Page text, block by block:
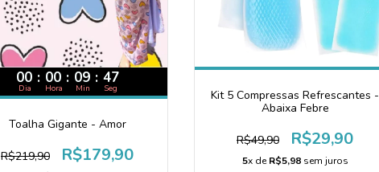
00 : 00 : 09 : 45
Dia Hora Min Seg
Toalha Gigante - Amor
R$219,90 R$179,90
Kit 5 Compressas Refrescantes -
Abaixa Febre
R$49,90 R$29,90
5x deR$5,98sem juros